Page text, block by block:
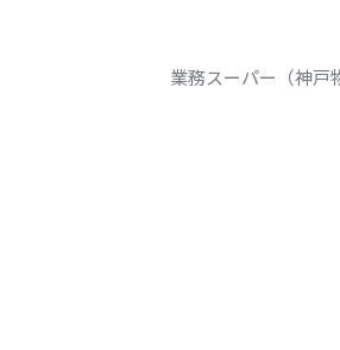
業務スーパー（神戸